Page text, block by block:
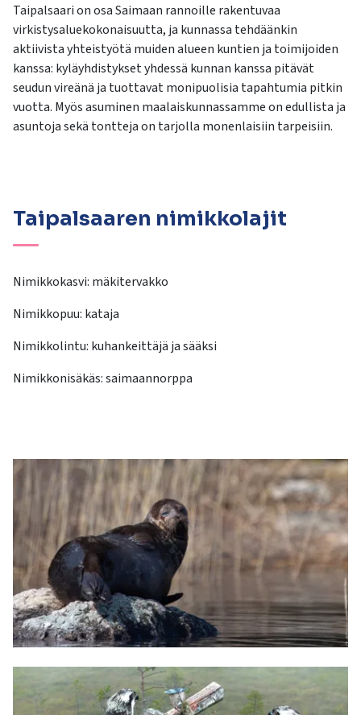
Taipalsaari on osa Saimaan rannoille rakentuvaa
virkistysaluekokonaisuutta, ja kunnassa tehdäänkin
aktiivista yhteistyötä muiden alueen kuntien ja toimijoiden
kanssa: kyläyhdistykset yhdessä kunnan kanssa pitävät
seudun vireänä ja tuottavat monipuolisia tapahtumia pitkin
vuotta. Myös asuminen maalaiskunnassamme on edullista ja
asuntoja sekä tontteja on tarjolla monenlaisiin tarpeisiin.
Taipalsaaren nimikkolajit
Nimikkokasvi: mäkitervakko
Nimikkopuu: kataja
Nimikkolintu: kuhankeittäjä ja sääksi
Nimikkonisäkäs: saimaannorppa